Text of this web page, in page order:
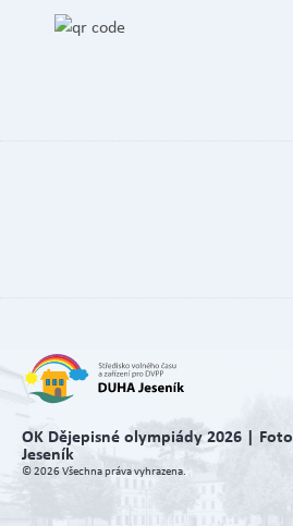
OK Dějepisné olympiády 2026 |
Jeseník
© 2026 Všechna práva vyhrazena.